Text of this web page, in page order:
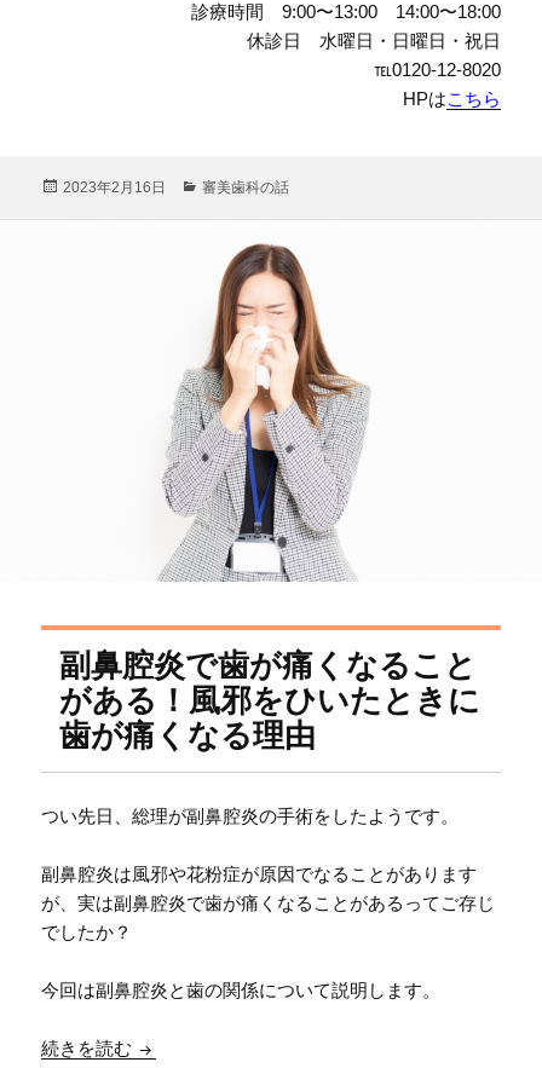
診療時間 9:00〜13:00 14:00〜18:00
休診日 水曜日・日曜日・祝日
℡0120-12-8020
HPはこちら
投
2023年2月16日
カ
審美歯科の話
副鼻腔炎で歯が痛くなること
がある！風邪をひいたときに
歯が痛くなる理由
つい先日、総理が副鼻腔炎の手術をしたようです。
副鼻腔炎は風邪や花粉症が原因でなることがあります
が、実は副鼻腔炎で歯が痛くなることがあるってご存じ
でしたか？
今回は副鼻腔炎と歯の関係について説明します。
続きを読む 副鼻腔炎で歯が痛くなることがある！風邪をひ